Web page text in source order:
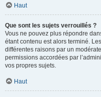
Haut
Que sont les sujets verrouillés ?
Vous ne pouvez plus répondre
étant contenu est alors terminé.
différentes raisons par un
permissions accordées par
vos propres sujets.
Haut